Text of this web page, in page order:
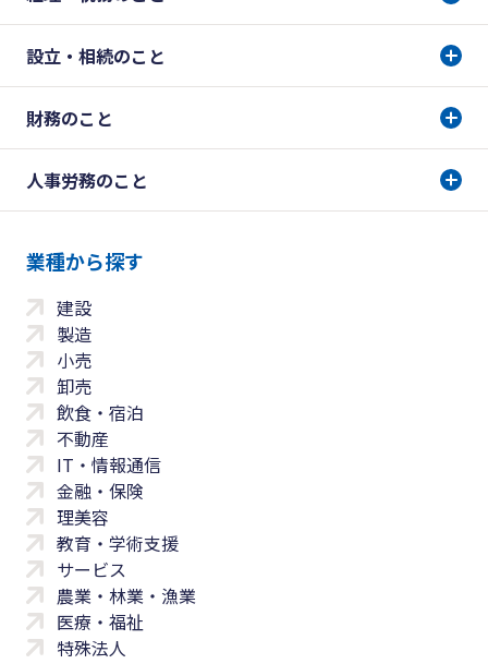
設立・相続のこと
財務のこと
人事労務のこと
業種から探す
建設
製造
小売
卸売
飲食・宿泊
不動産
IT・情報通信
金融・保険
理美容
教育・学術支援
サービス
農業・林業・漁業
医療・福祉
特殊法人